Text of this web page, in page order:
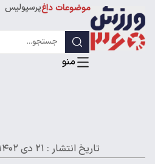
موضوعات داغپرسپولیس
لیگ قهرمانان
تاریخ انتشار : ۲۱ دی ۱۴۰۲ - ۰۴:۰۲